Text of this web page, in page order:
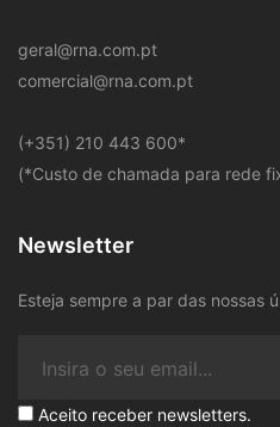
geral@rna.com.pt
comercial@rna.com.pt
​(+351) 210 443 600*
(*Custo de chamada para rede
Newsletter
Esteja sempre a par das nossas
Aceito receber newsletters.